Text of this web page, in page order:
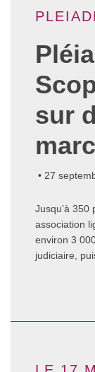
sur
• 27
Jusqu’à 350
association
environ 3
judiciaire,